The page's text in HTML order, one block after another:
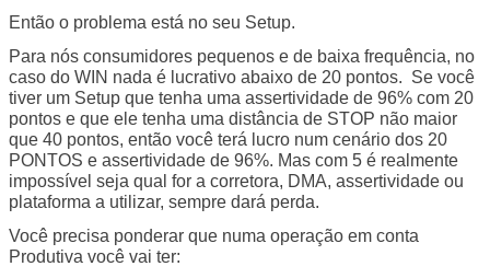
Então o problema está no seu Setup.
Para nós consumidores pequenos e de baixa frequência, no
caso do WIN nada é lucrativo abaixo de 20 pontos. Se você
tiver um Setup que tenha uma assertividade de 96% com 20
pontos e que ele tenha uma distância de STOP não maior
que 40 pontos, então você terá lucro num cenário dos 20
PONTOS e assertividade de 96%. Mas com 5 é realmente
impossível seja qual for a corretora, DMA, assertividade ou
plataforma a utilizar, sempre dará perda.
Você precisa ponderar que numa operação em conta
Produtiva você vai ter: